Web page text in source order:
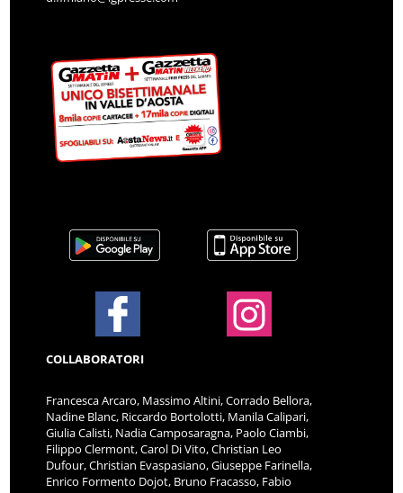
COLLABORATORI
Francesca Arcaro, Massimo Altini, Corrado Bellora,
Nadine Blanc, Riccardo Bortolotti, Manila Calipari,
Giulia Calisti, Nadia Camposaragna, Paolo Ciambi,
Filippo Clermont, Carol Di Vito, Christian Leo
Dufour, Christian Evaspasiano, Giuseppe Farinella,
Enrico Formento Dojot, Bruno Fracasso, Fabio